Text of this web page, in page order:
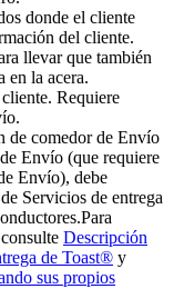
donde el cliente
del cliente.
llevar que también
en la acera.
Requiere
de comedor de Envío
Envío (que requiere
Envío), debe
Servicios de entrega
Para
Descripción
de Toast® y
sus propios